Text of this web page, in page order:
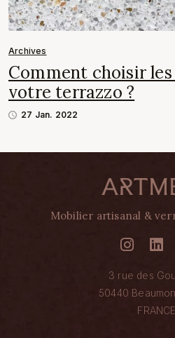
Archives
Comment choisir
votre terrazzo ?
27 Jan. 2022
Mobilier artisanal &
3 rue des
50440
FRANCE